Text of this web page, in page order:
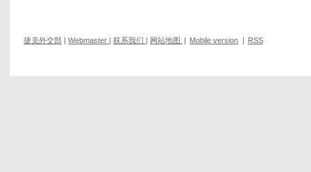
捷克外交部 | Webmaster | 联系我们 | 网站地图 | Mobile version | RSS